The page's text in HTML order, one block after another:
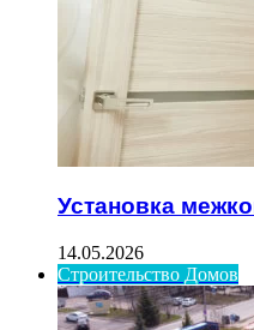
Установка
14.05.2026
Строительство Домов